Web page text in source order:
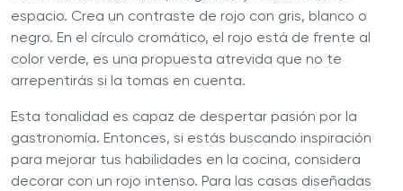
espacio. Crea un contraste de rojo con gris, blanco o
negro. En el círculo cromático, el rojo está de frente al
color verde, es una propuesta atrevida que no te
arrepentirás si la tomas en cuenta.
Esta tonalidad es capaz de despertar pasión por la
gastronomía. Entonces, si estás buscando inspiración
para mejorar tus habilidades en la cocina, considera
decorar con un rojo intenso. Para las casas diseñadas